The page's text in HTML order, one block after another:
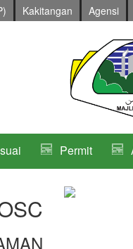
Agensi
Kakitangan
Permit